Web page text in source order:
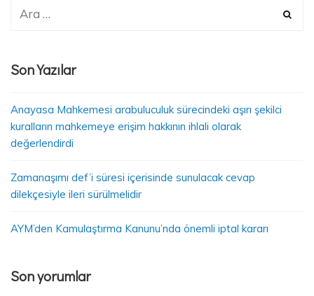
Son Yazılar
Anayasa Mahkemesi arabuluculuk sürecindeki aşırı şekilci
kuralların mahkemeye erişim hakkının ihlali olarak
değerlendirdi
Zamanaşımı def’i süresi içerisinde sunulacak cevap
dilekçesiyle ileri sürülmelidir
AYM’den Kamulaştırma Kanunu’nda önemli iptal kararı
Son yorumlar